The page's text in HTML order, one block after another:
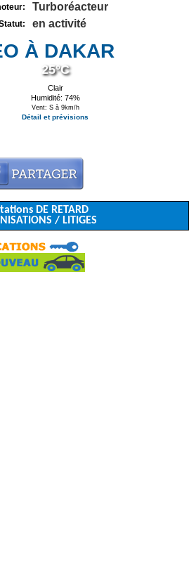
Turboréacteur
en activité
À DAKAR
25°C
Clair
Humidité: 74%
Vent: S à 9km/h
Détail et prévisions
DE RETARD
/ LITIGES